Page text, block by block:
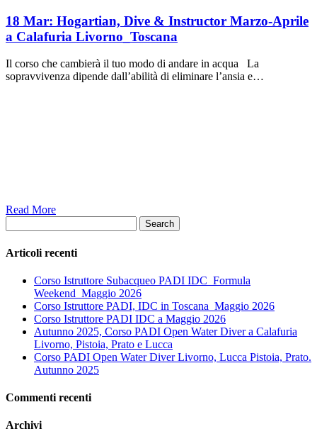
18 Mar: Hogartian, Dive & Instructor Marzo-Aprile
a Calafuria Livorno_Toscana
Il corso che cambierà il tuo modo di andare in acqua La
sopravvivenza dipende dall’abilità di eliminare l’ansia e…
Read More
Search
Articoli recenti
Corso Istruttore Subacqueo PADI IDC_Formula
Weekend_Maggio 2026
Corso Istruttore PADI, IDC in Toscana_Maggio 2026
Corso Istruttore PADI IDC a Maggio 2026
Autunno 2025, Corso PADI Open Water Diver a Calafuria
Livorno, Pistoia, Prato e Lucca
Corso PADI Open Water Diver Livorno, Lucca Pistoia, Prato.
Autunno 2025
Commenti recenti
Archivi